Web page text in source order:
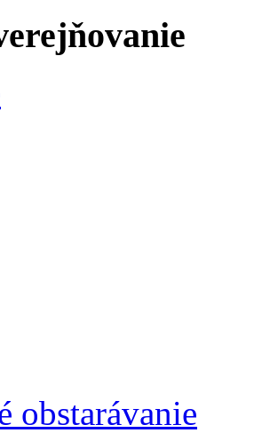
obstarávanie